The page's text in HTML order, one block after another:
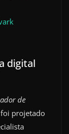
digital
de
foi projetado